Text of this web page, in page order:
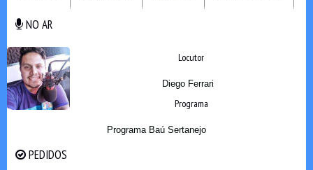
NO AR
Locutor
Diego Ferrari
Programa
Programa Baú Sertanejo
PEDIDOS